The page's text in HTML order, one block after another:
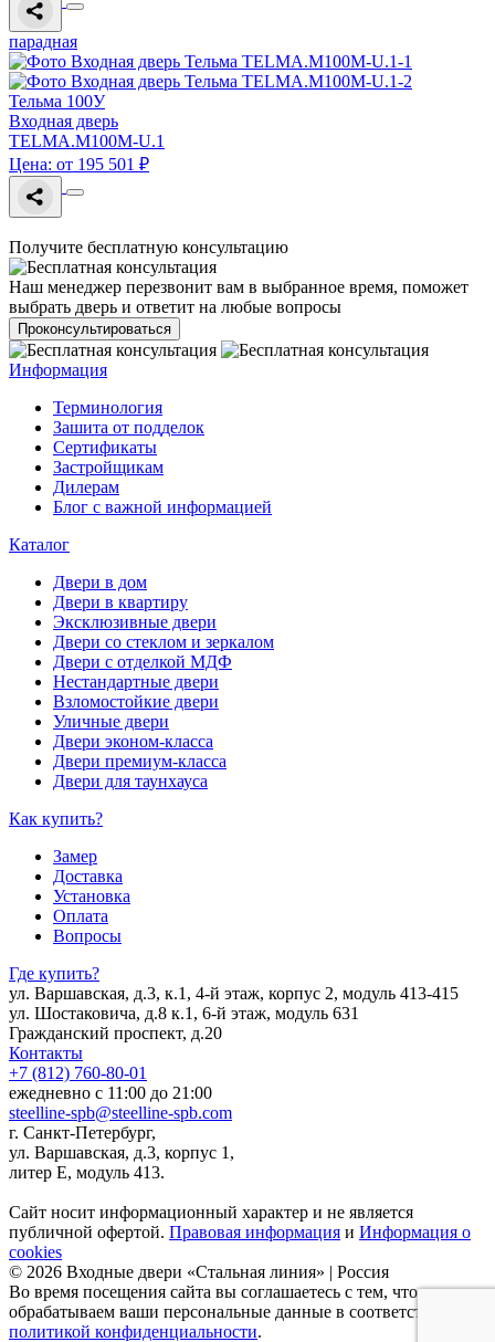
парадная
Тельма 100У
Входная дверь
TELMA.M100M-U.1
Цена: от 195 501 ₽
Получите бесплатную консультацию
Наш менеджер перезвонит вам в выбранное время, поможет
выбрать дверь и ответит на любые вопросы
Проконсультироваться
Информация
Терминология
Зашита от подделок
Сертификаты
Застройщикам
Дилерам
Блог с важной информацией
Каталог
Двери в дом
Двери в квартиру
Эксклюзивные двери
Двери со стеклом и зеркалом
Двери с отделкой МДФ
Нестандартные двери
Взломостойкие двери
Уличные двери
Двери эконом-класса
Двери премиум-класса
Двери для таунхауса
Как купить?
Замер
Доставка
Установка
Оплата
Вопросы
Где купить?
ул. Варшавская, д.3, к.1, 4-й этаж, корпус 2, модуль 413-415
ул. Шостаковича, д.8 к.1, 6-й этаж, модуль 631
Гражданский проспект, д.20
Контакты
+7 (812) 760-80-01
ежедневно с 11:00 до 21:00
steelline-spb@steelline-spb.com
г. Санкт-Петербург,
ул. Варшавская, д.3, корпус 1,
литер Е, модуль 413.
Сайт носит информационный характер и не является
публичной офертой. Правовая информация и Информация о
cookies
© 2026 Входные двери «Стальная линия» | Россия
Во время посещения сайта вы соглашаетесь с тем, что мы
обрабатываем ваши персональные данные в соответствии с
политикой конфиденциальности.